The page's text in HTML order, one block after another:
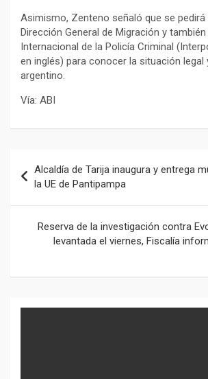
Asimismo, Zenteno señaló que se
Dirección General de Migración y
Internacional de la Policía Criminal
en inglés) para conocer la situación legal
argentino.
Vía: ABI
de
entradas
Alcaldía de Tarija inaugura y entrega
la UE de Pantipampa
Reserva de la investigación contra
levantada el viernes, Fiscalía